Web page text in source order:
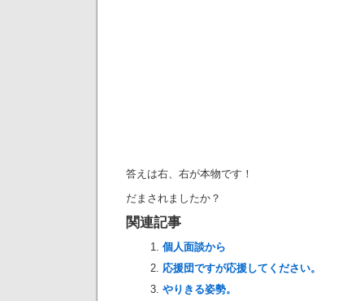
答えは右、右が本物です！
だまされましたか？
関連記事
個人面談から
応援団ですが応援してください。
やりきる姿勢。